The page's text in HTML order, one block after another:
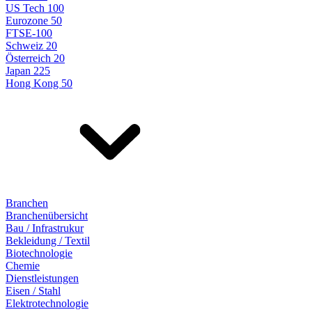
US Tech 100
Eurozone 50
FTSE-100
Schweiz 20
Österreich 20
Japan 225
Hong Kong 50
Branchen
Branchenübersicht
Bau / Infrastrukur
Bekleidung / Textil
Biotechnologie
Chemie
Dienstleistungen
Eisen / Stahl
Elektrotechnologie